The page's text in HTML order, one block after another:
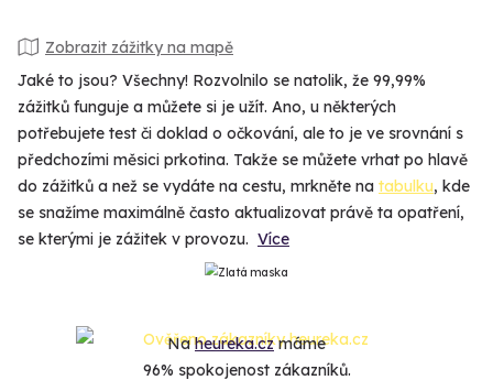
Zobrazit zážitky na mapě
Jaké to jsou? Všechny! Rozvolnilo se natolik, že 99,99%
zážitků funguje a můžete si je užít. Ano, u některých
potřebujete test či doklad o očkování, ale to je ve srovnání s
předchozími měsici prkotina. Takže se můžete vrhat po hlavě
do zážitků a než se vydáte na cestu, mrkněte na tabulku, kde
se snažíme maximálně často aktualizovat právě ta opatření,
se kterými je zážitek v provozu. Více
Naheureka.czmáme
96% spokojenost zákazníků.